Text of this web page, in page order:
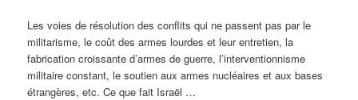
Les voies de résolution des conflits qui ne passent pas par le
militarisme, le coût des armes lourdes et leur entretien, la
fabrication croissante d’armes de guerre, l’interventionnisme
militaire constant, le soutien aux armes nucléaires et aux bases
étrangères, etc. Ce que fait Israël …